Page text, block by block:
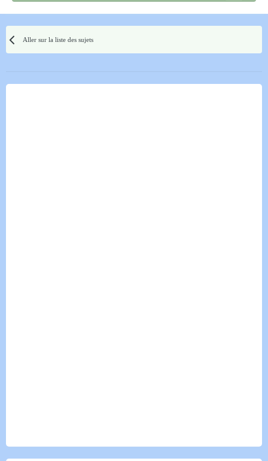
Aller sur la liste des sujets